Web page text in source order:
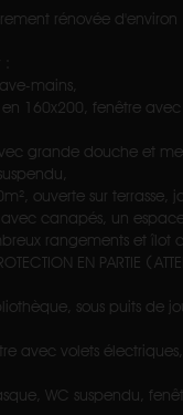
rénovée d'environ
mains,
160x200, fenêtre avec
grande douche et
ouverte sur terrasse,
canapés, un
rangements et îlot
EN PARTIE (
sous puits de
avec volets électriques,
WC suspendu,